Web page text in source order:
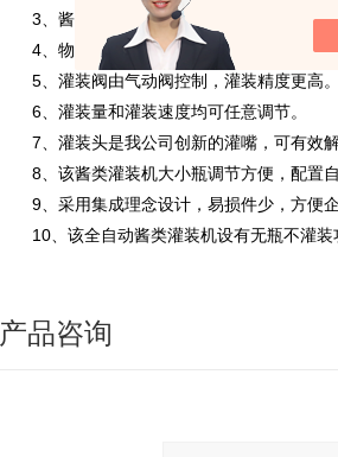
3、酱类灌装机气动部分均采用气动元件
4、物料接触部分采用SUS316L不锈钢材
5、灌装阀由气动阀控制，灌装精度更高。
6、灌装量和灌装速度均可任意调节。
7、灌装头是我公司创新的灌嘴，可有效
8、该酱类灌装机大小瓶调节方便，配置
9、采用集成理念设计，易损件少，方便
10、该全自动酱类灌装机设有无瓶不灌
产品咨询